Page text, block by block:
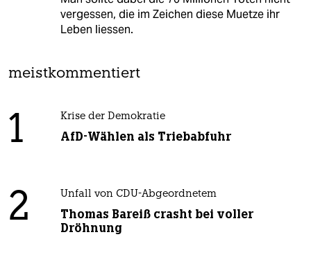
vergessen, die im Zeichen diese Muetze ihr
Leben liessen.
meistkommentiert
1 Krise der Demokratie
AfD-Wählen als Triebabfuhr
2 Unfall von CDU-Abgeordnetem
Thomas Bareiß crasht bei voller
Dröhnung